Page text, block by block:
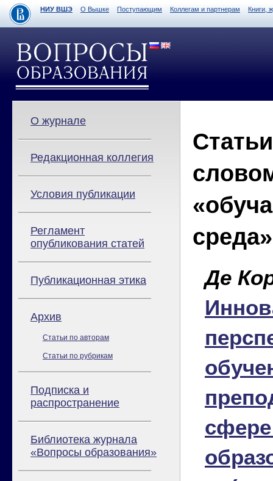
НИУ ВШЭ О Вышке Поступающим Коллегам и партнерам Книги,
О журнале
Редакционная коллегия
Условия публикации
Регламент
опубликования статей
Публикационная этика
Архив
Статьи по авторам
Статьи по рубрикам
Подписка и
распространение
Библиотека журнала
«Вопросы образования»
среда»
Де